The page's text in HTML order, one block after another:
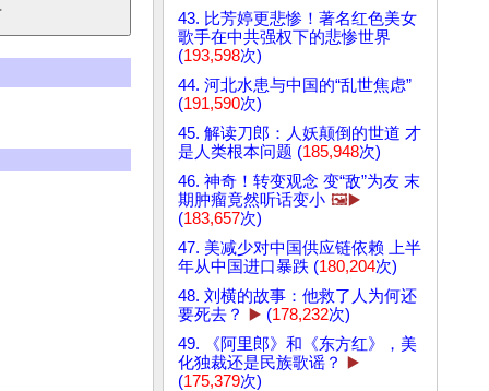
43. 比芳婷更悲惨！著名红色美女
歌手在中共强权下的悲惨世界
(193,598次)
44. 河北水患与中国的“乱世焦虑”
(191,590次)
45. 解读刀郎：人妖颠倒的世道 才
是人类根本问题 (185,948次)
46. 神奇！转变观念 变“敌”为友 末
期肿瘤竟然听话变小 🖼️▶️
(183,657次)
47. 美减少对中国供应链依赖 上半
年从中国进口暴跌 (180,204次)
48. 刘横的故事：他救了人为何还
要死去？ ▶️ (178,232次)
49. 《阿里郎》和《东方红》，美
化独裁还是民族歌谣？ ▶️
(175,379次)